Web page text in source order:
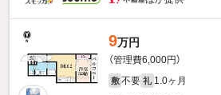
9万円
（管理費6,000円）
敷 不要 礼 1.0ヶ月